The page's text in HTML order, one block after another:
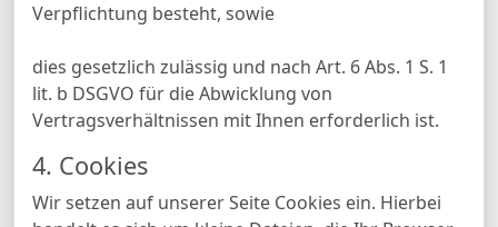
Verpflichtung besteht, sowie
dies gesetzlich zulässig und nach Art. 6 Abs. 1 S. 1
lit. b DSGVO für die Abwicklung von
Vertragsverhältnissen mit Ihnen erforderlich ist.
4. Cookies
Wir setzen auf unserer Seite Cookies ein. Hierbei